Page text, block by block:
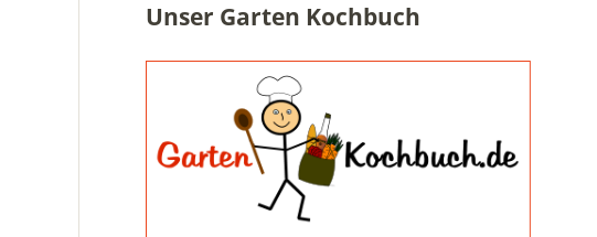
Unser Garten Kochbuch